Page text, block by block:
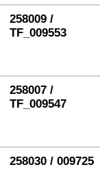
258009 /
TF_009553
258007 /
TF_009547
258030 / 009725